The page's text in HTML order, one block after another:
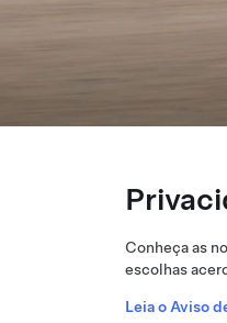
Conheça as
escolhas
Leia o Aviso